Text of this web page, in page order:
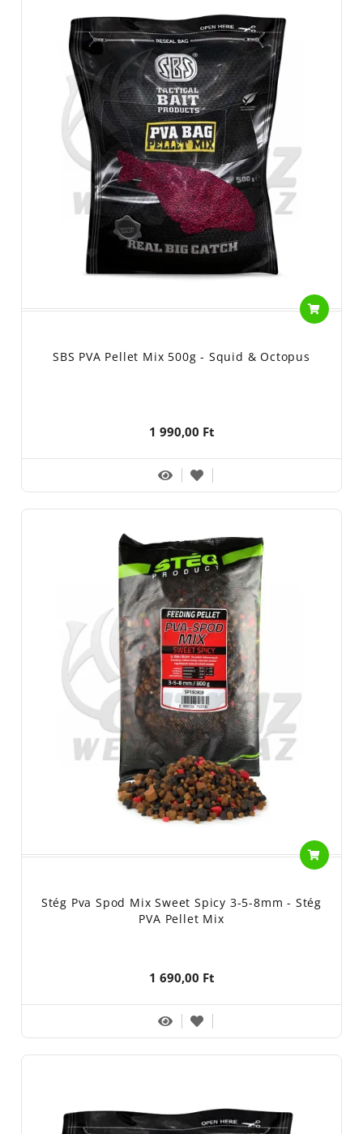
SBS PVA Pellet Mix 500g - Squid & Octopus
1 990,00 Ft
Stég Pva Spod Mix Sweet Spicy 3-5-8mm - Stég
PVA Pellet Mix
1 690,00 Ft